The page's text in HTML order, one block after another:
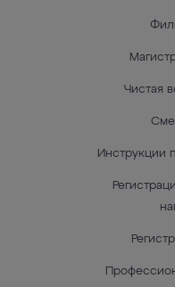
Чистая
Инструкции